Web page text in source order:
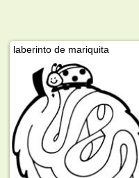
laberinto de mariquita